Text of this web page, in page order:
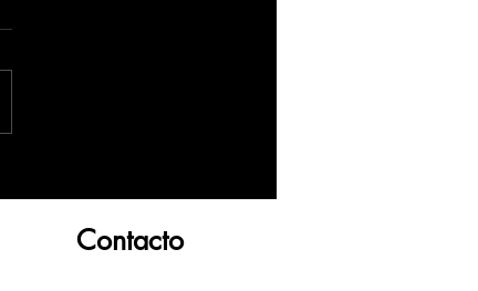
Contacto